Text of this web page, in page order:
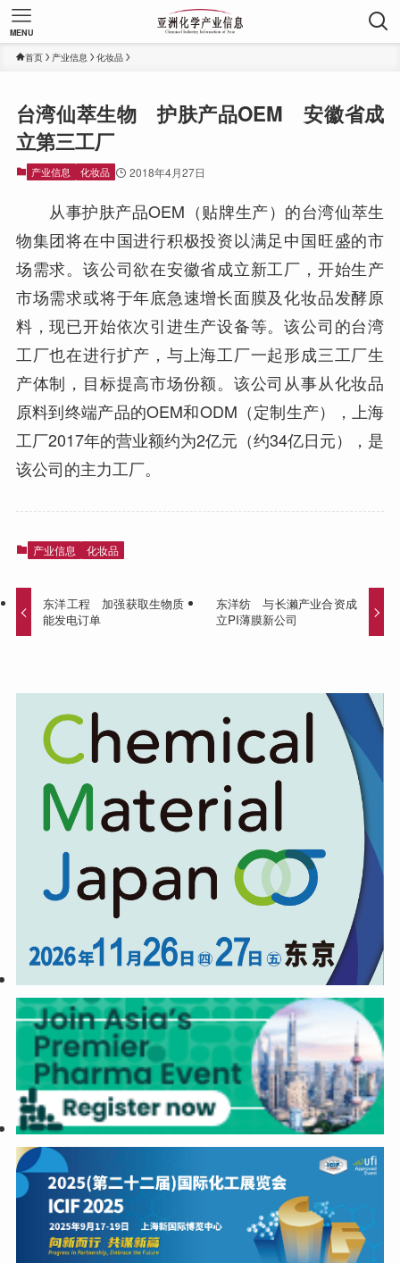
MENU
首页 产业信息 化妆品
台湾仙萃生物 护肤产品OEM 安徽省成
立第三工厂
产业信息 化妆品 2018年4月27日
从事护肤产品OEM（贴牌生产）的台湾仙萃生
物集团将在中国进行积极投资以满足中国旺盛的市
场需求。该公司欲在安徽省成立新工厂，开始生产
市场需求或将于年底急速增长面膜及化妆品发酵原
料，现已开始依次引进生产设备等。该公司的台湾
工厂也在进行扩产，与上海工厂一起形成三工厂生
产体制，目标提高市场份额。该公司从事从化妆品
原料到终端产品的OEM和ODM（定制生产），上海
工厂2017年的营业额约为2亿元（约34亿日元），是
该公司的主力工厂。
产业信息 化妆品
东洋工程 加强获取生物质
能发电订单
东洋纺 与长濑产业合资成
立PI薄膜新公司